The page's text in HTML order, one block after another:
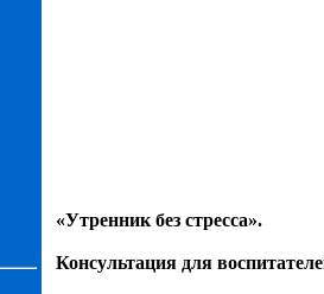
«Утренник без стресса».
Консультация для